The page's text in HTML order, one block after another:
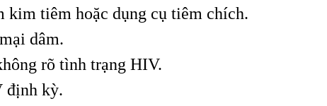
kim tiêm hoặc dụng cụ tiêm chích.
dâm.
rõ tình trạng HIV.
định kỳ.